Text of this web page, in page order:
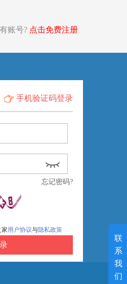
账号? 点击免费注册
手机验证码登录
忘记密码?
用户协议与隐私政策
联
系
我
们